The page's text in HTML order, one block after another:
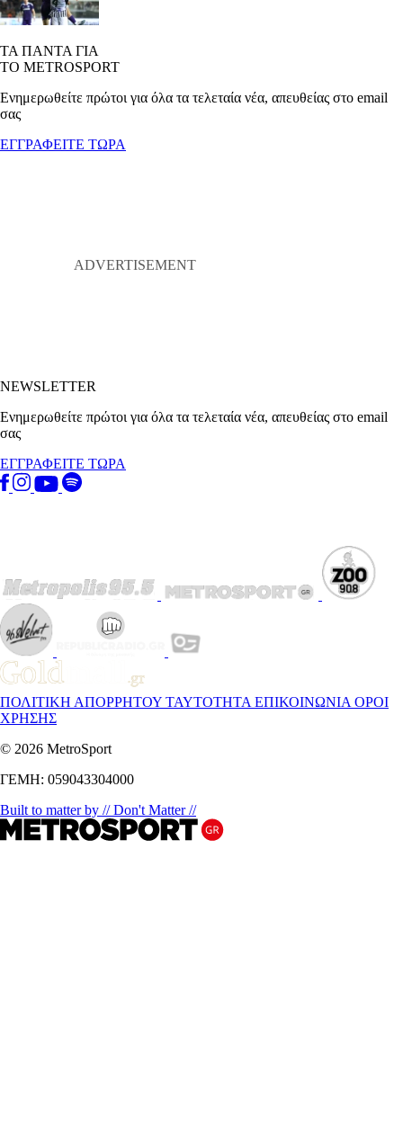
ΤΑ ΠΑΝΤΑ ΓΙΑ
ΤΟ METROSPORT
Ενημερωθείτε πρώτοι για όλα τα τελεταία νέα, απευθείας στο email
σας
ΕΓΓΡΑΦΕΙΤΕ ΤΩΡΑ
NEWSLETTER
Ενημερωθείτε πρώτοι για όλα τα τελεταία νέα, απευθείας στο email
σας
ΕΓΓΡΑΦΕΙΤΕ ΤΩΡΑ
ΠΟΛΙΤΙΚΗ ΑΠΟΡΡΗΤΟΥ ΤΑΥΤΟΤΗΤΑ ΕΠΙΚΟΙΝΩΝΙΑ ΟΡΟΙ
ΧΡΗΣΗΣ
© 2026 MetroSport
ΓΕΜΗ: 059043304000
Built to matter by // Don't Matter //